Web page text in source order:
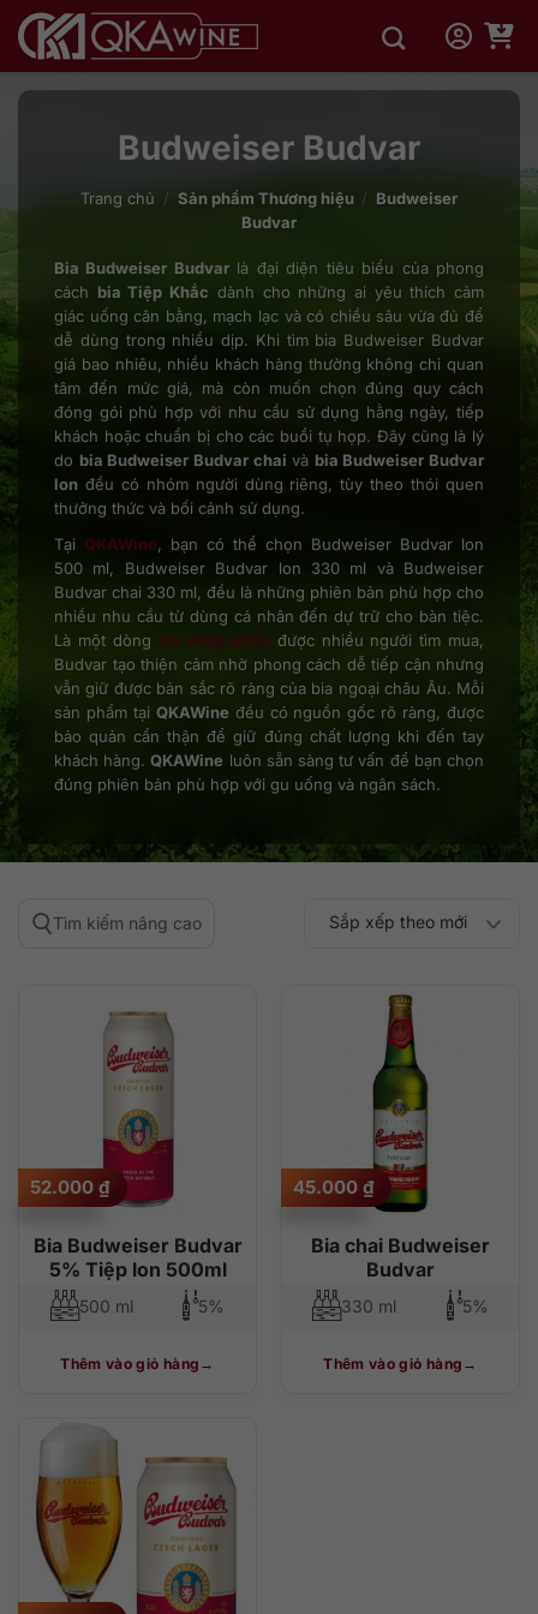
qua
dung
Budweiser Budvar
Trang chủ / Sản phẩm Thương hiệu / Budweiser
Budvar
Bia Budweiser Budvarlà đại diện tiêu biểu của phong
cách bia Tiệp Khắc dành cho những ai yêu thích cảm
giác uống cân bằng, mạch lạc và có chiều sâu vừa đủ để
dễ dùng trong nhiều dịp. Khi tìm bia Budweiser Budvar
giá bao nhiêu, nhiều khách hàng thường không chỉ quan
tâm đến mức giá, mà còn muốn chọn đúng quy cách
đóng gói phù hợp với nhu cầu sử dụng hằng ngày, tiếp
khách hoặc chuẩn bị cho các buổi tụ họp. Đây cũng là lý
do bia Budweiser Budvar chai và bia Budweiser Budvar
lon đều có nhóm người dùng riêng, tùy theo thói quen
thưởng thức và bối cảnh sử dụng.
Tại QKAWine, bạn có thể chọn Budweiser Budvar lon
500 ml, Budweiser Budvar lon 330 ml và Budweiser
Budvar chai 330 ml, đều là những phiên bản phù hợp cho
nhiều nhu cầu từ dùng cá nhân đến dự trữ cho bàn tiệc.
Là một dòng bia nhập khẩu được nhiều người tìm mua,
Budvar tạo thiện cảm nhờ phong cách dễ tiếp cận nhưng
vẫn giữ được bản sắc rõ ràng của bia ngoại châu Âu. Mỗi
sản phẩm tại QKAWine đều có nguồn gốc rõ ràng, được
bảo quản cẩn thận để giữ đúng chất lượng khi đến tay
khách hàng.QKAWine luôn sẵn sàng tư vấn để bạn chọn
đúng phiên bản phù hợp với gu uống và ngân sách.
Tìm kiếm nâng cao Sắp xếp theo
độ phổ biến
Sắp xếp theo mới
thấp đến cao
cao đến thấp
Bia Budweiser Budvar
5% Tiệp lon 500ml
52.000 ₫
500 ml 5%
Thêm vào giỏ hàng
Bia chai Budweiser
Budvar
45.000 ₫
330 ml 5%
Thêm vào giỏ hàng